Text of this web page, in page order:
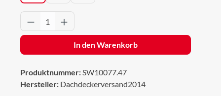
Produkt Anzahl: Gib den gewünschten
In den Warenkorb
Produktnummer:SW10077.47
Hersteller: Dachdeckerversand2014